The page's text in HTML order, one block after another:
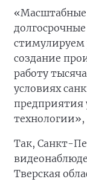
стимулируем
создание
работу
условиях
Так, Санкт-
Тверская